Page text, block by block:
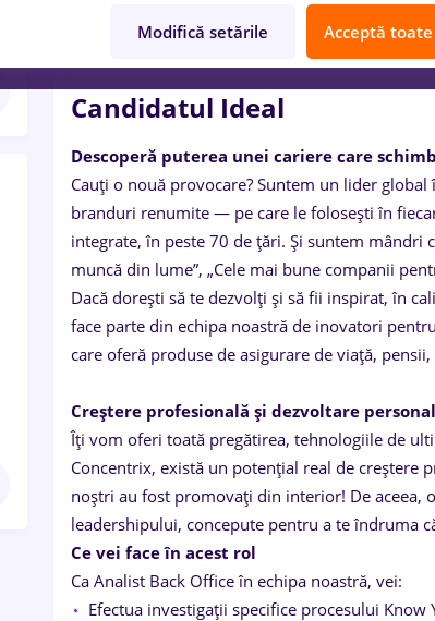
Candidatul Ideal
Descoperă puterea unei cariere care
Cauți o nouă provocare? Suntem un lider
branduri renumite — pe care le folosești în
integrate, în peste 70 de țări. Și suntem mândri
muncă din lume”, „Cele mai bune companii
Dacă dorești să te dezvolți și să fii inspirat, în
face parte din echipa noastră de inovatori
care oferă produse de asigurare de viață,
Creștere profesională și dezvoltare
Îți vom oferi toată pregătirea, tehnologiile de
Concentrix, există un potențial real de creștere
noștri au fost promovați din interior! De aceea,
leadershipului, concepute pentru a te îndruma
Ce vei face în acest rol
Ca Analist Back Office în echipa noastră, vei:
Efectua investigații specifice procesului Know
Modifică setările Acceptă toate